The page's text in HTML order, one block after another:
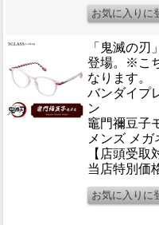
「鬼滅の
登場。※こ
なります。
バンダイプ
ン
竈門禰豆子
メンズ メ
【店頭受取
当店特別価